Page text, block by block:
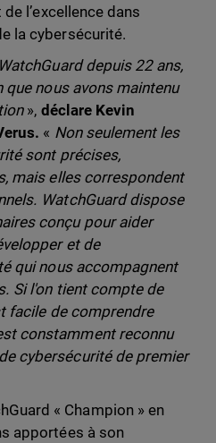
l’excellence dans
la cybersécurité.
depuis 22 ans,
que nous avons maintenu
», déclare Kevin
« Non seulement les
sont précises,
mais elles correspondent
WatchGuard dispose
conçu pour aider
et de
qui nous accompagnent
Si l'on tient compte de
facile de comprendre
constamment reconnu
cybersécurité de premier
« Champion » en
apportées à son